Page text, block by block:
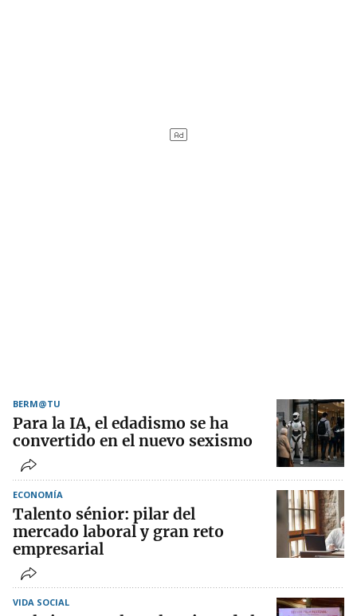
BERM@TU
Para la IA, el edadismo se ha
convertido en el nuevo sexismo
ECONOMÍA
Talento sénior: pilar del
mercado laboral y gran reto
empresarial
VIDA SOCIAL